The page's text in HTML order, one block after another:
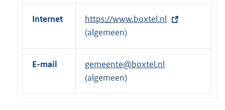
Internet
E
x
t
r
e
https://www.boxtel.nl
(algemeen)
E-mail
gemeente@boxtel.nl
(algemeen)